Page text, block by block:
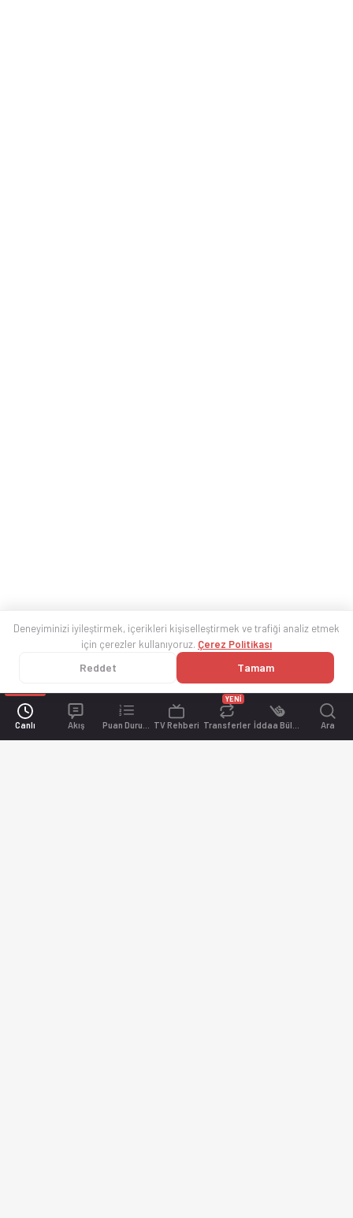
Canlı Akış TV Rehberi Transferler
YENİ
Ara
Deneyiminizi iyileştirmek, içerikleri kişiselleştirmek ve trafiği analiz etmek
için çerezler kullanıyoruz. Çerez Politikası
Reddet Tamam